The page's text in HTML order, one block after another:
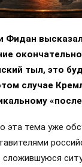
Фидан
тыл, это
случае
эта тема уже
сложившуюся